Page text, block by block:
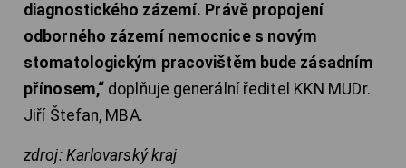
diagnostického zázemí. Právě propojení
odborného zázemí nemocnice s novým
stomatologickým pracovištěm bude zásadním
přínosem,“ doplňuje generální ředitel KKN MUDr.
Jiří Štefan, MBA.
zdroj: Karlovarský kraj